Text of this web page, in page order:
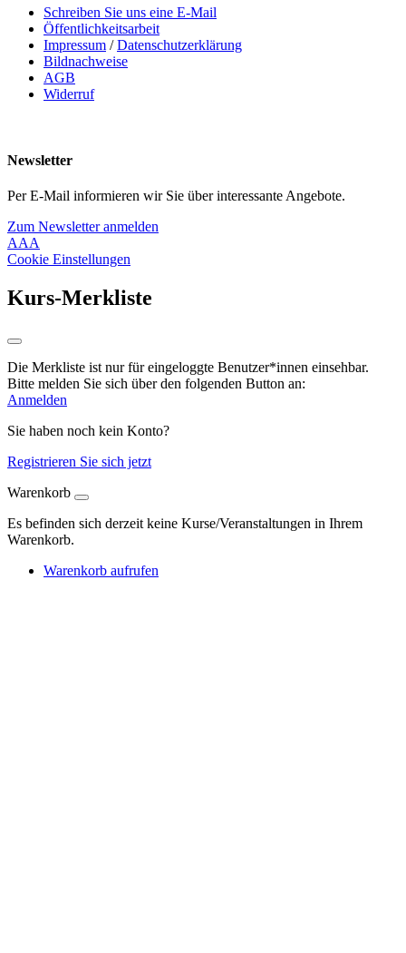
Schreiben Sie uns eine E-Mail
Öffentlichkeitsarbeit
Impressum /Datenschutzerklärung
Bildnachweise
AGB
Widerruf
Newsletter
Per E-Mail informieren wir Sie über interessante Angebote.
Zum Newsletter anmelden
AAA
Cookie Einstellungen
Kurs-Merkliste
Die Merkliste ist nur für eingeloggte Benutzer*innen einsehbar.
Bitte melden Sie sich über den folgenden Button an:
Anmelden
Sie haben noch kein Konto?
Registrieren Sie sich jetzt
Warenkorb
Es befinden sich derzeit keine Kurse/Veranstaltungen in Ihrem
Warenkorb.
Warenkorb aufrufen